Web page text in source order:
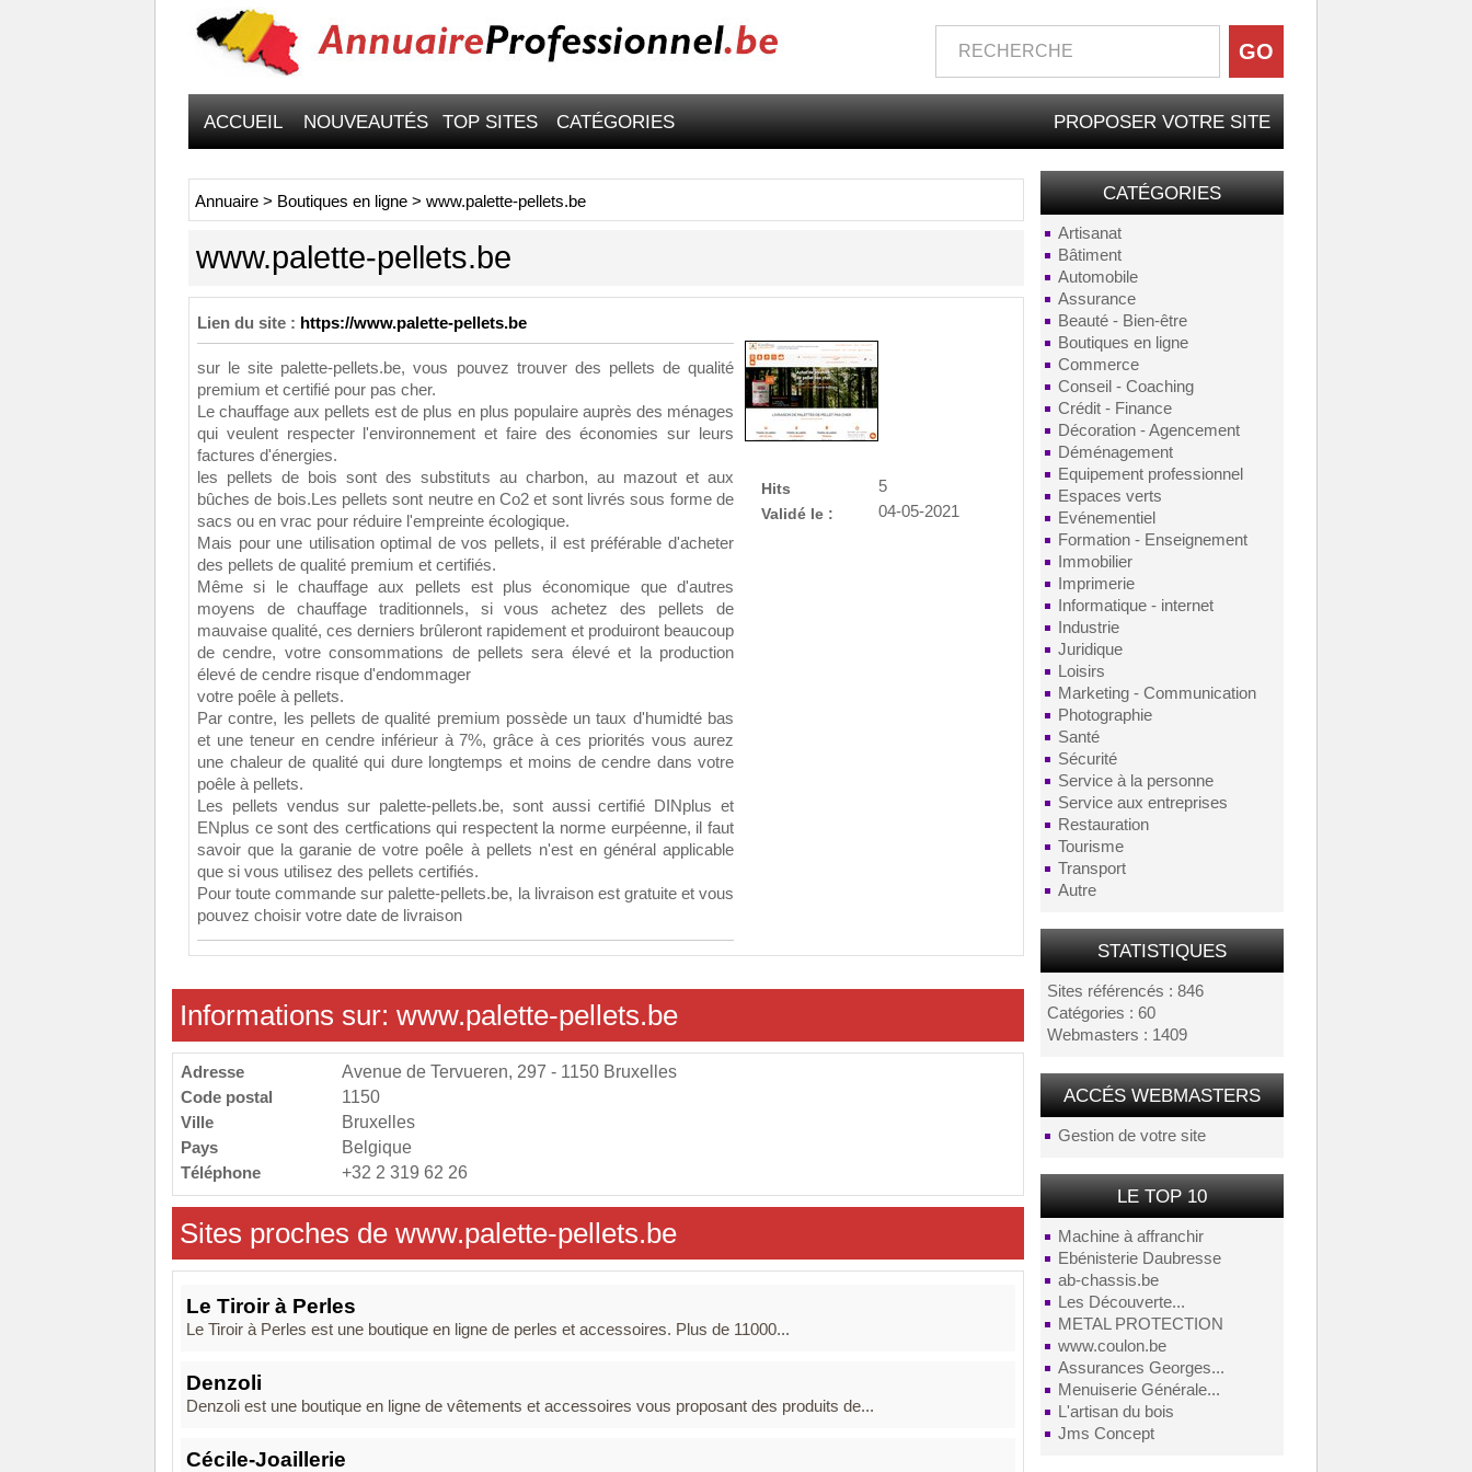
ACCUEIL NOUVEAUTÉS TOP SITES CATÉGORIES PROPOSER VOTRE SITE
CATÉGORIES
Artisanat
Bâtiment
Automobile
Assurance
Beauté - Bien-être
Boutiques en ligne
Commerce
Conseil - Coaching
Crédit - Finance
Décoration - Agencement
Déménagement
Equipement professionnel
Espaces verts
Evénementiel
Formation - Enseignement
Immobilier
Imprimerie
Informatique - internet
Industrie
Juridique
Loisirs
Marketing - Communication
Photographie
Santé
Sécurité
Service à la personne
Service aux entreprises
Restauration
Tourisme
Transport
Autre
STATISTIQUES
Sites référencés : 846
Catégories : 60
Webmasters : 1409
ACCÉS WEBMASTERS
Gestion de votre site
LE TOP 10
Machine à affranchir
Ebénisterie Daubresse
ab-chassis.be
Les Découverte...
METAL PROTECTION
www.coulon.be
Assurances Georges...
Menuiserie Générale...
L'artisan du bois
Jms Concept
Annuaire > Boutiques en ligne > www.palette-pellets.be
www.palette-pellets.be
Lien du site : https://www.palette-pellets.be
sur le site palette-pellets.be, vous pouvez trouver des pellets de qualité
premium et certifié pour pas cher.
Le chauffage aux pellets est de plus en plus populaire auprès des ménages
qui veulent respecter l'environnement et faire des économies sur leurs
factures d'énergies.
les pellets de bois sont des substituts au charbon, au mazout et aux
bûches de bois.Les pellets sont neutre en Co2 et sont livrés sous forme de
sacs ou en vrac pour réduire l'empreinte écologique.
Mais pour une utilisation optimal de vos pellets, il est préférable d'acheter
des pellets de qualité premium et certifiés.
Même si le chauffage aux pellets est plus économique que d'autres
moyens de chauffage traditionnels, si vous achetez des pellets de
mauvaise qualité, ces derniers brûleront rapidement et produiront beaucoup
de cendre, votre consommations de pellets sera élevé et la production
élevé de cendre risque d'endommager
votre poêle à pellets.
Par contre, les pellets de qualité premium possède un taux d'humidté bas
et une teneur en cendre inférieur à 7%, grâce à ces priorités vous aurez
une chaleur de qualité qui dure longtemps et moins de cendre dans votre
poêle à pellets.
Les pellets vendus sur palette-pellets.be, sont aussi certifié DINplus et
ENplus ce sont des certfications qui respectent la norme eurpéenne, il faut
savoir que la garanie de votre poêle à pellets n'est en général applicable
que si vous utilisez des pellets certifiés.
Pour toute commande sur palette-pellets.be, la livraison est gratuite et vous
pouvez choisir votre date de livraison
Hits
5
Validé le :
04-05-2021
Informations sur: www.palette-pellets.be
Adresse
Avenue de Tervueren, 297 - 1150 Bruxelles
Code postal
1150
Ville
Bruxelles
Pays
Belgique
Téléphone
+32 2 319 62 26
Sites proches de www.palette-pellets.be
Le Tiroir à Perles
Le Tiroir à Perles est une boutique en ligne de perles et accessoires. Plus de 11000...
Denzoli
Denzoli est une boutique en ligne de vêtements et accessoires vous proposant des produits de...
Cécile-Joaillerie